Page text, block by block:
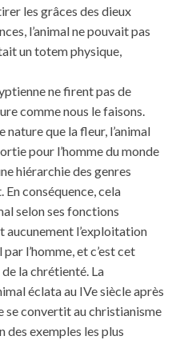
les grâces des dieux
l’animal ne pouvait pas
un totem physique,
ne firent pas de
comme nous le faisons.
nature que la fleur, l’animal
pour l’homme du monde
hiérarchie des genres
En conséquence, cela
selon ses fonctions
aucunement l’exploitation
l’homme, et c’est cet
la chrétienté. La
éclata au IVe siècle après
se convertit au christianisme
des exemples les plus